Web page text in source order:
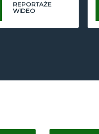
REPORTAŻE
WIDEO